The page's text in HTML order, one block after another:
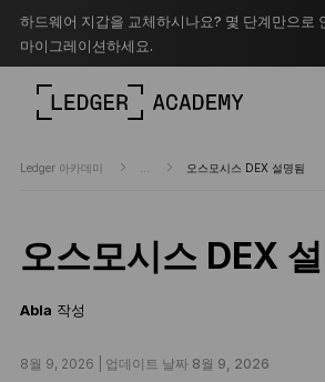
하드웨어 지갑을 교체하시나요? 몇 단계만으로
마이그레이션하세요.
Ledger 아카데미 오스모시스 DEX 설명됨
오스모시스 DEX
Abla 작성
8월 9, 2026 | 업데이트 날짜 8월 9, 2026